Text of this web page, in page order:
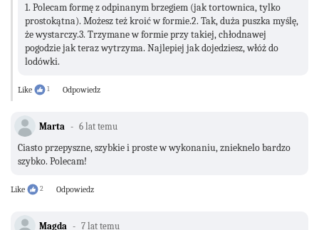
1. Polecam formę z odpinanym brzegiem (jak tortownica, tylko
prostokątna). Możesz też kroić w formie.2. Tak, duża puszka myślę,
że wystarczy.3. Trzymane w formie przy takiej, chłodnawej
pogodzie jak teraz wytrzyma. Najlepiej jak dojedziesz, włóż do
lodówki.
Like 1 Odpowiedz
Marta 6 lat temu
Ciasto przepyszne, szybkie i proste w wykonaniu, znieknelo bardzo
szybko. Polecam!
Like 2 Odpowiedz
Magda 7 lat temu